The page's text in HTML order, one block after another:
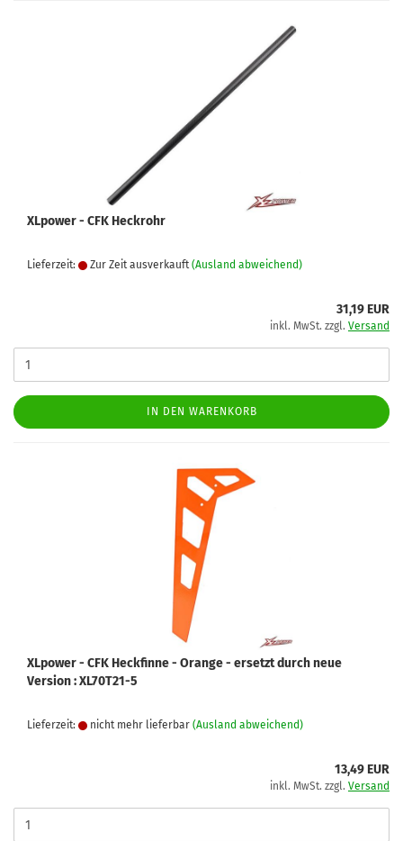
XLpower - CFK Heckrohr
Lieferzeit: Zur Zeit ausverkauft (Ausland abweichend)
31,19 EUR
inkl. MwSt. zzgl. Versand
IN DEN WARENKORB
XLpower - CFK Heckfinne - Orange - ersetzt durch neue
Version : XL70T21-5
Lieferzeit: nicht mehr lieferbar (Ausland abweichend)
13,49 EUR
inkl. MwSt. zzgl. Versand